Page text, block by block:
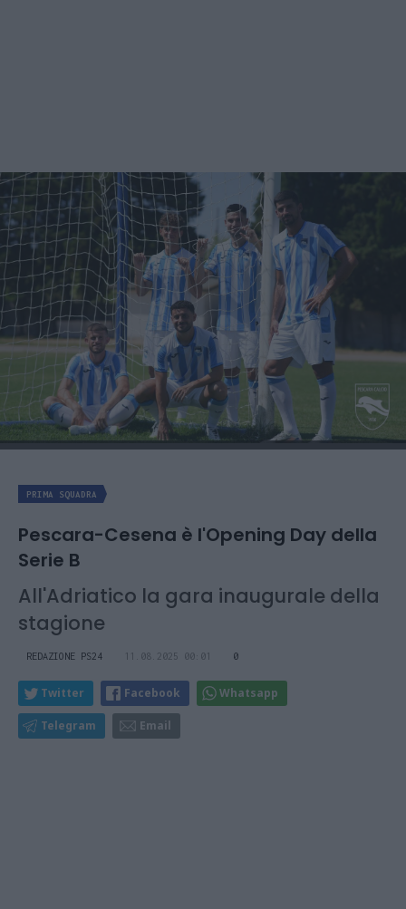
PRIMA SQUADRA
Pescara-Cesena è l'Opening Day della
Serie B
All'Adriatico la gara inaugurale della
stagione
REDAZIONE PS24 11.08.2025 00:01 0
Twitter Facebook Whatsapp
Telegram Email